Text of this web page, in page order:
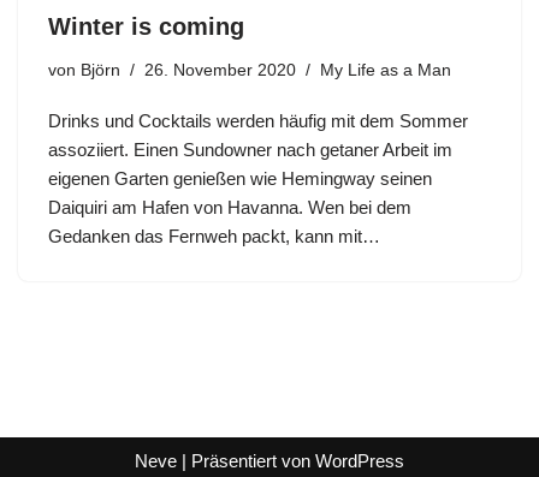
Winter is coming
von Björn 26. November 2020 My Life as a Man
Drinks und Cocktails werden häufig mit dem Sommer
assoziiert. Einen Sundowner nach getaner Arbeit im
eigenen Garten genießen wie Hemingway seinen
Daiquiri am Hafen von Havanna. Wen bei dem
Gedanken das Fernweh packt, kann mit…
Neve | Präsentiert von WordPress